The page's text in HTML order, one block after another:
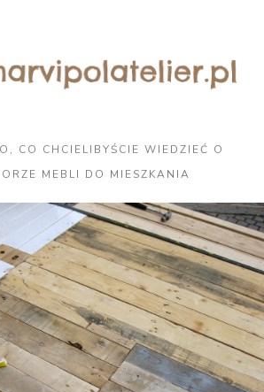
CO CHCIELIBYŚCIE WIEDZIEĆ O
MEBLI DO MIESZKANIA